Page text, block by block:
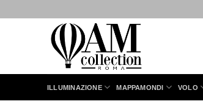
ILLUMINAZIONE MAPPAMONDI VOLO